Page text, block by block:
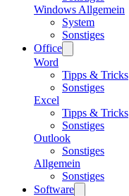
Windows Allgemein
System
Sonstiges
Office
Word
Tipps & Tricks
Sonstiges
Excel
Tipps & Tricks
Sonstiges
Outlook
Sonstiges
Allgemein
Sonstiges
Software